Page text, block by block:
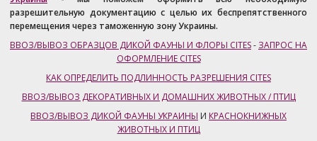
разрешительную документацию с целью их беспрепятственного
перемещения через таможенную зону Украины.
ВВОЗ/ВЫВОЗ ОБРАЗЦОВ ДИКОЙ ФАУНЫ И ФЛОРЫ CITES- ЗАПРОС НА
ОФОРМЛЕНИЕ CITES
КАК ОПРЕДЕЛИТЬ ПОДЛИННОСТЬ РАЗРЕШЕНИЯ CITES
ВВОЗ/ВЫВОЗ ДЕКОРАТИВНЫХ И ДОМАШНИХ ЖИВОТНЫХ / ПТИЦ
ВВОЗ/ВЫВОЗ ДИКОЙ ФАУНЫ УКРАИНЫ И КРАСНОКНИЖНЫХ
ЖИВОТНЫХ И ПТИЦ